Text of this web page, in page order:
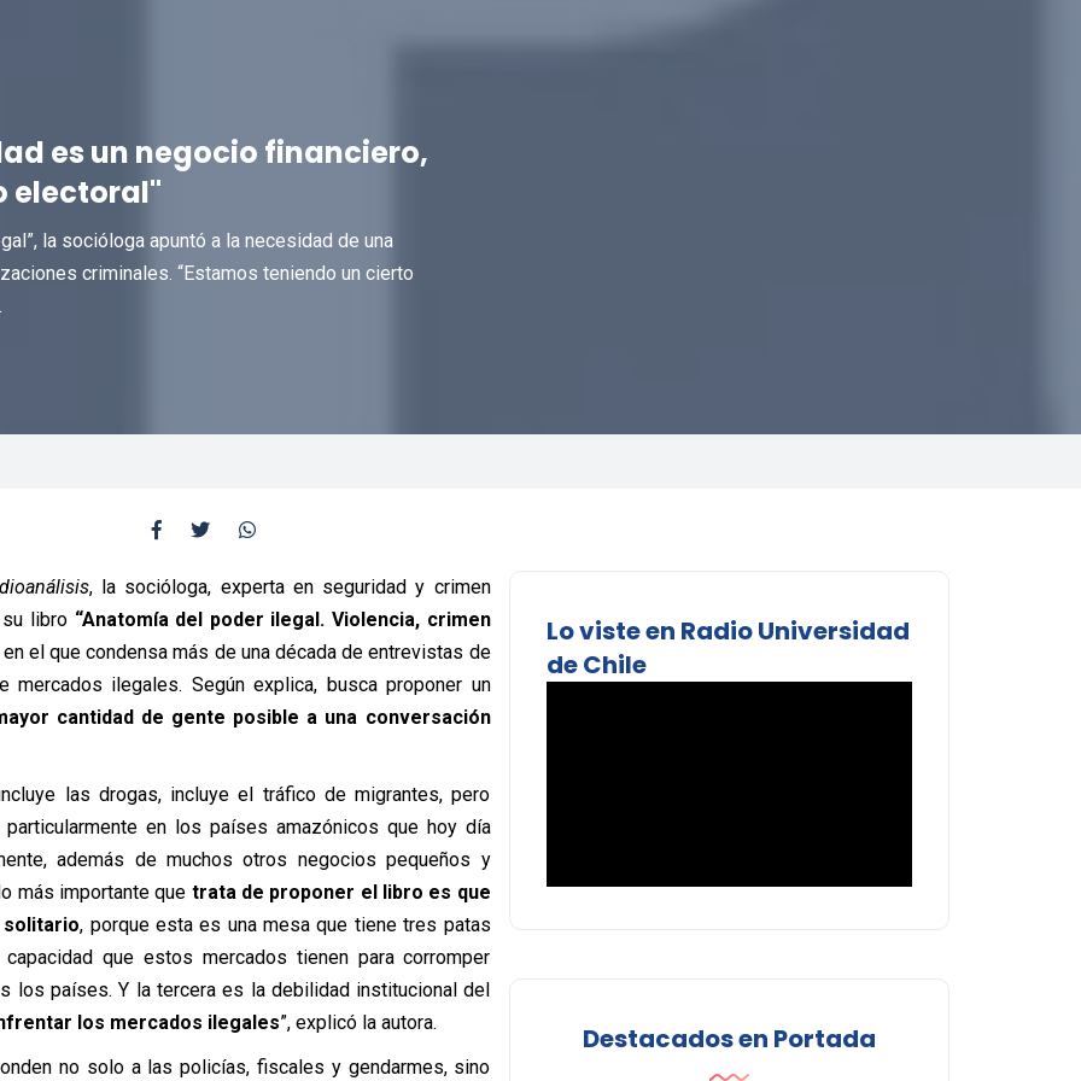
es un negocio financiero,
electoral"
la socióloga apuntó a la necesidad de una
criminales. “Estamos teniendo un cierto
, la socióloga, experta en seguridad y crimen
libro “Anatomía del poder ilegal. Violencia, crimen
en el que condensa más de una década de entrevistas de
ilegales. Según explica, busca proponer un
cantidad de gente posible a una conversación
las drogas, incluye el tráfico de migrantes, pero
en los países amazónicos que hoy día
además de muchos otros negocios pequeños y
más importante que trata de proponer el libro es que
solitario, porque esta es una mesa que tiene tres patas
que estos mercados tienen para corromper
los países. Y la tercera es la debilidad institucional del
los mercados ilegales”, explicó la autora.
no solo a las policías, fiscales y gendarmes, sino
Lo viste en Radio Universidad
de Chile
Destacados en Portada